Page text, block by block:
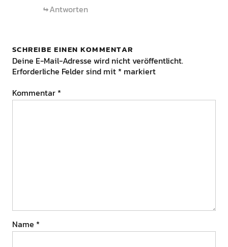
Antworten
SCHREIBE EINEN KOMMENTAR
Deine E-Mail-Adresse wird nicht veröffentlicht.
Erforderliche Felder sind mit * markiert
Kommentar *
Name *